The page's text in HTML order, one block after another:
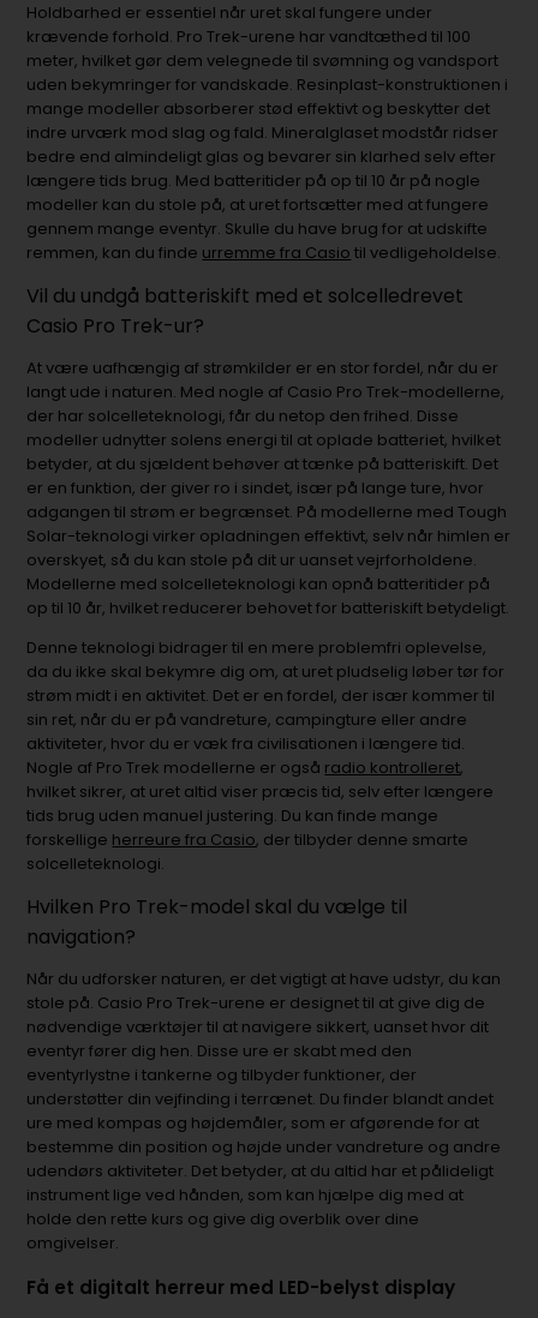
Holdbarhed er essentiel når uret skal fungere under
krævende forhold. Pro Trek-urene har vandtæthed til 100
meter, hvilket gør dem velegnede til svømning og vandsport
uden bekymringer for vandskade. Resinplast-konstruktionen i
mange modeller absorberer stød effektivt og beskytter det
indre urværk mod slag og fald. Mineralglaset modstår ridser
bedre end almindeligt glas og bevarer sin klarhed selv efter
længere tids brug. Med batteritider på op til 10 år på nogle
modeller kan du stole på, at uret fortsætter med at fungere
gennem mange eventyr. Skulle du have brug for at udskifte
remmen, kan du finde urremme fra Casio til vedligeholdelse.
Vil du undgå batteriskift med et solcelledrevet
Casio Pro Trek-ur?
At være uafhængig af strømkilder er en stor fordel, når du er
langt ude i naturen. Med nogle af Casio Pro Trek-modellerne,
der har solcelleteknologi, får du netop den frihed. Disse
modeller udnytter solens energi til at oplade batteriet, hvilket
betyder, at du sjældent behøver at tænke på batteriskift. Det
er en funktion, der giver ro i sindet, især på lange ture, hvor
adgangen til strøm er begrænset. På modellerne med Tough
Solar-teknologi virker opladningen effektivt, selv når himlen er
overskyet, så du kan stole på dit ur uanset vejrforholdene.
Modellerne med solcelleteknologi kan opnå batteritider på
op til 10 år, hvilket reducerer behovet for batteriskift betydeligt.
Denne teknologi bidrager til en mere problemfri oplevelse,
da du ikke skal bekymre dig om, at uret pludselig løber tør for
strøm midt i en aktivitet. Det er en fordel, der især kommer til
sin ret, når du er på vandreture, campingture eller andre
aktiviteter, hvor du er væk fra civilisationen i længere tid.
Nogle af Pro Trek modellerne er også radio kontrolleret,
hvilket sikrer, at uret altid viser præcis tid, selv efter længere
tids brug uden manuel justering. Du kan finde mange
forskellige herreure fra Casio, der tilbyder denne smarte
solcelleteknologi.
Hvilken Pro Trek-model skal du vælge til
navigation?
Når du udforsker naturen, er det vigtigt at have udstyr, du kan
stole på. Casio Pro Trek-urene er designet til at give dig de
nødvendige værktøjer til at navigere sikkert, uanset hvor dit
eventyr fører dig hen. Disse ure er skabt med den
eventyrlystne i tankerne og tilbyder funktioner, der
understøtter din vejfinding i terrænet. Du finder blandt andet
ure med kompas og højdemåler, som er afgørende for at
bestemme din position og højde under vandreture og andre
udendørs aktiviteter. Det betyder, at du altid har et pålideligt
instrument lige ved hånden, som kan hjælpe dig med at
holde den rette kurs og give dig overblik over dine
omgivelser.
Få et digitalt herreur med LED-belyst display